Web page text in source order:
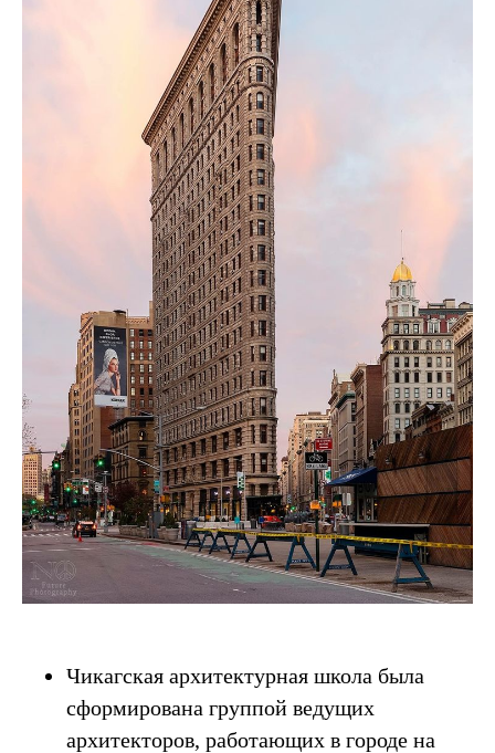
Чикагская архитектурная школа была
сформирована группой ведущих
архитекторов, работающих в городе на